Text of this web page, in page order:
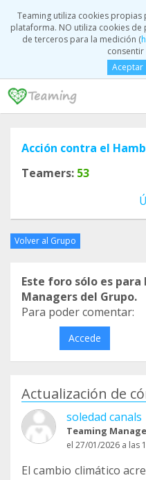
Teaming utiliza cookies
plataforma. NO utiliza cookies
de terceros para la medición (
consentir
Aceptar
Acción contra el
Teamers: 53
Volver al Grupo
Este foro sólo es
Managers del Grupo.
Para poder comentar:
Accede
Actualización de
soledad canals
Teaming
el 27/01/2026 a las
El cambio climático